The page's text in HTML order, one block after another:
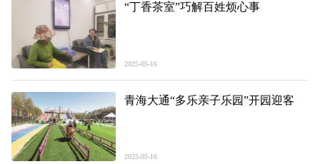
“丁香茶室”巧解百姓烦心事
2025-05-16
青海大通“多乐亲子乐园”开园迎客
2025-05-16